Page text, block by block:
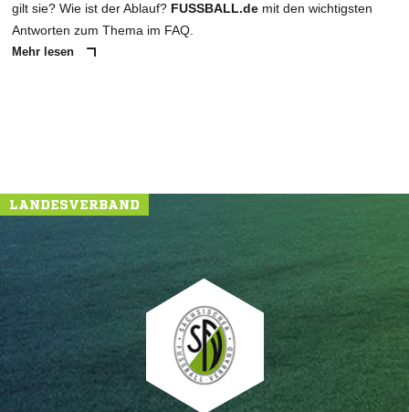
gilt sie? Wie ist der Ablauf? FUSSBALL.de mit den wichtigsten
Antworten zum Thema im FAQ.
Mehr lesen
LANDESVERBAND